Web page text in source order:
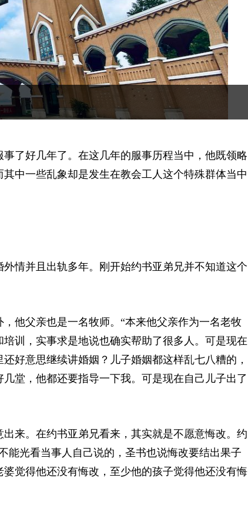
了好几年了。在这几年的服事历程当中，他既领略
中一些乱象却是发生在教会工人这个特殊群体当中
情并且出轨多年。刚开始约书亚弟兄并不知道这个
他父亲也是一名牧师。“本来他父亲作为一名老牧
训，实事求是地说也确实帮助了很多人。可是现在
好意思继续讲婚姻？儿子婚姻都这样乱七八糟的，
堂，他都还要指导一下我。可是现在自己儿子出了
来。在约书亚弟兄看来，其实就是不愿意悔改。约
能光看当事人自己说的，圣书也说悔改要结出果子
觉得他还没有悔改，至少他的孩子觉得他还没有悔